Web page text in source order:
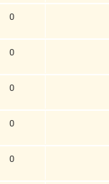
0
0
0
0
0